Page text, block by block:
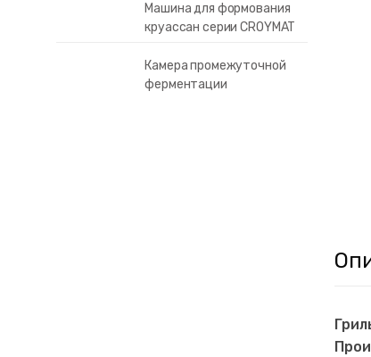
Машина для формования
круассан серии CROYMAT
Камера промежуточной
ферментации